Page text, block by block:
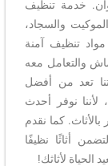
خدمة تنظيف
والسجاد،
مواد تنظيف آمنة
والتعامل معه
تعد من أفضل
نوفر أحدث
بالأثاث. كما نقدم
أثاثًا نظيفًا
لأثاثك!